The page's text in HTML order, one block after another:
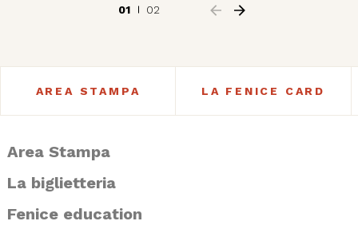
01 02
AREA STAMPA LA FENICE CARD
Area Stampa
La biglietteria
Fenice education